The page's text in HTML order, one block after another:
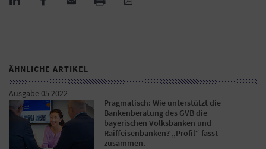
ÄHNLICHE ARTIKEL
Ausgabe 05 2022
Pragmatisch: Wie unterstützt die
Bankenberatung des GVB die
bayerischen Volksbanken und
Raiffeisenbanken? „Profil“ fasst
zusammen.